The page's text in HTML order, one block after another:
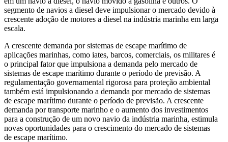
segmento de navios a diesel deve impulsionar o mercado devido à
crescente adoção de motores a diesel na indústria marinha em larga
escala.
A crescente demanda por sistemas de escape marítimo de
aplicações marinhas, como iates, barcos, comerciais, os militares é
o principal fator que impulsiona a demanda pelo mercado de
sistemas de escape marítimo durante o período de previsão. A
regulamentação governamental rigorosa para proteção ambiental
também está impulsionando a demanda por mercado de sistemas
de escape marítimo durante o período de previsão. A crescente
demanda por transporte marinho e o aumento dos investimentos
para a construção de um novo navio da indústria marinha, estimula
novas oportunidades para o crescimento do mercado de sistemas
de escape marítimo.